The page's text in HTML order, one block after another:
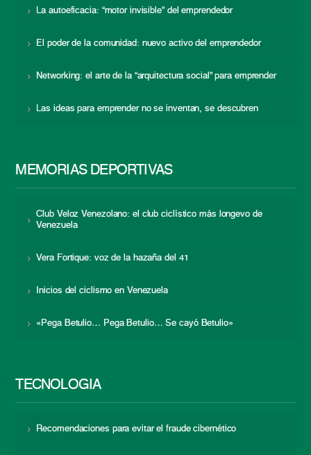
La autoeficacia: “motor invisible” del emprendedor
El poder de la comunidad: nuevo activo del emprendedor
Networking: el arte de la “arquitectura social” para emprender
Las ideas para emprender no se inventan, se descubren
MEMORIAS DEPORTIVAS
Club Veloz Venezolano: el club ciclístico más longevo de
Venezuela
Vera Fortique: voz de la hazaña del 41
Inicios del ciclismo en Venezuela
«Pega Betulio… Pega Betulio… Se cayó Betulio»
TECNOLOGÍA
Recomendaciones para evitar el fraude cibernético